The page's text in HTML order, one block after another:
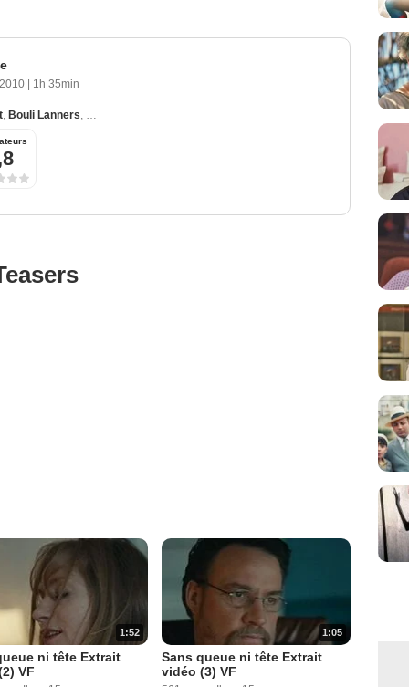
1h 35min
, Bouli Lanners, Sabila Moussadek
1:52
ni tête Extrait
VF
1:05
Sans queue ni tête Extrait
vidéo (3) VF